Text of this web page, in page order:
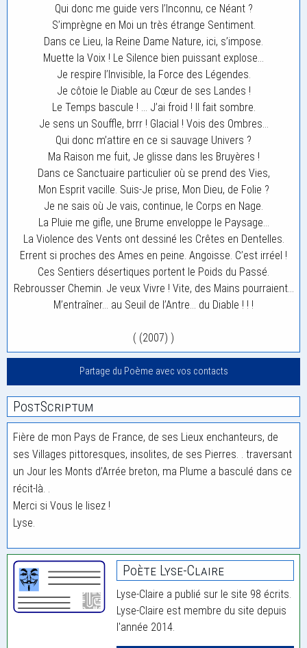
Qui donc me guide vers l’Inconnu, ce Néant ?
S’imprègne en Moi un très étrange Sentiment.
Dans ce Lieu, la Reine Dame Nature, ici, s’impose.
Muette la Voix ! Le Silence bien puissant explose…
Je respire l’Invisible, la Force des Légendes.
Je côtoie le Diable au Cœur de ses Landes !
Le Temps bascule ! … J’ai froid ! Il fait sombre.
Je sens un Souffle, brrr ! Glacial ! Vois des Ombres…
Qui donc m’attire en ce si sauvage Univers ?
Ma Raison me fuit, Je glisse dans les Bruyères !
Dans ce Sanctuaire particulier où se prend des Vies,
Mon Esprit vacille. Suis-Je prise, Mon Dieu, de Folie ?
Je ne sais où Je vais, continue, le Corps en Nage.
La Pluie me gifle, une Brume enveloppe le Paysage…
La Violence des Vents ont dessiné les Crêtes en Dentelles.
Errent si proches des Ames en peine. Angoisse. C’est irréel !
Ces Sentiers désertiques portent le Poids du Passé.
Rebrousser Chemin. Je veux Vivre ! Vite, des Mains pourraient…
M’entraîner… au Seuil de l’Antre… du Diable ! ! !
( (2007) )
Partage du Poème avec vos contacts
PostScriptum
Fière de mon Pays de France, de ses Lieux enchanteurs, de
ses Villages pittoresques, insolites, de ses Pierres. . traversant
un Jour les Monts d’Arrée breton, ma Plume a basculé dans ce
récit-là. .
Merci si Vous le lisez !
Lyse.
Poète Lyse-Claire
Lyse-Claire a publié sur le site 98 écrits.
Lyse-Claire est membre du site depuis
l'année 2014.